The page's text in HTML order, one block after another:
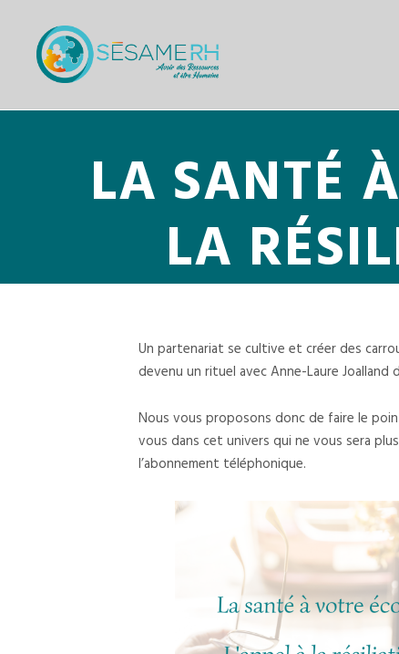
LA SANTÉ
LA
Un partenariat se cultive et créer des
devenu un rituel avec Anne-Laure Joalland
Nous vous proposons donc de faire le
vous dans cet univers qui ne vous sera
l’abonnement téléphonique.